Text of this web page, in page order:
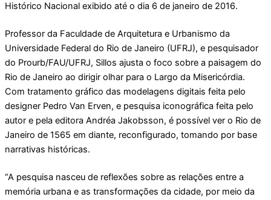
Histórico Nacional exibido até o dia 6 de janeiro de 2016.
Professor da Faculdade de Arquitetura e Urbanismo da
Universidade Federal do Rio de Janeiro (UFRJ), e pesquisador
do Prourb/FAU/UFRJ, Sillos ajusta o foco sobre a paisagem do
Rio de Janeiro ao dirigir olhar para o Largo da Misericórdia.
Com tratamento gráfico das modelagens digitais feita pelo
designer Pedro Van Erven, e pesquisa iconográfica feita pelo
autor e pela editora Andréa Jakobsson, é possível ver o Rio de
Janeiro de 1565 em diante, reconfigurado, tomando por base
narrativas históricas.
“A pesquisa nasceu de reflexões sobre as relações entre a
memória urbana e as transformações da cidade, por meio da